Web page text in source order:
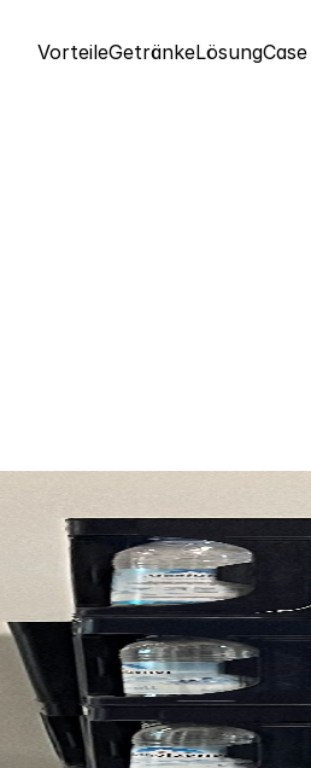
VorteileGetränkeLösung
Adrian Beissel 13.